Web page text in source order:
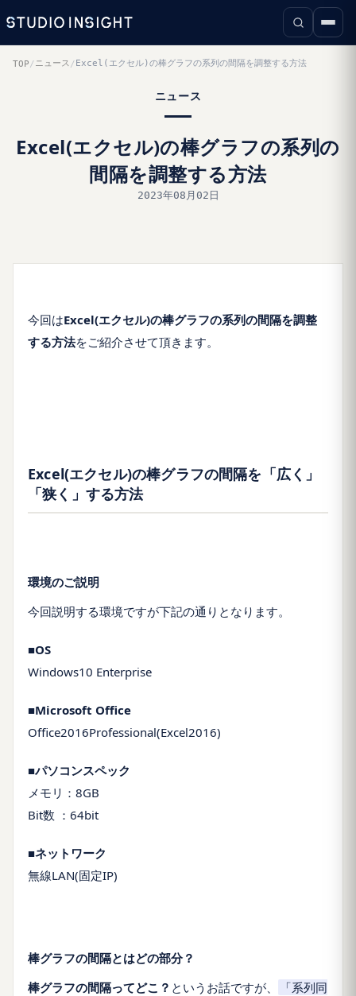
TOP / ニュース /Excel(エクセル)の棒グラフの系列の間隔を調整する方法
ニュース
Excel(エクセル)の棒グラフの系列の
間隔を調整する方法
2023年08月02日
今回はExcel(エクセル)の棒グラフの系列の間隔を調整
する方法をご紹介させて頂きます。
Excel(エクセル)の棒グラフの間隔を「広く」
「狭く」する方法
環境のご説明
今回説明する環境ですが下記の通りとなります。
■OS
Windows10 Enterprise
■Microsoft Office
Office2016Professional(Excel2016)
■パソコンスペック
メモリ：8GB
Bit数 ：64bit
■ネットワーク
無線LAN(固定IP)
棒グラフの間隔とはどの部分？
棒グラフの間隔ってどこ？ というお話ですが、 「系列同